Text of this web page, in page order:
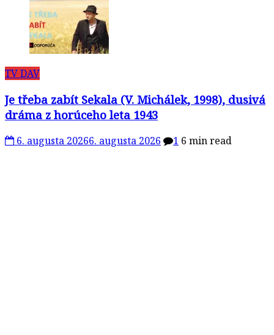
TV DAV
Je třeba zabít Sekala (V. Michálek, 1998), dusivá
dráma z horúceho leta 1943
6. augusta 20266. augusta 2026 1 6 min read